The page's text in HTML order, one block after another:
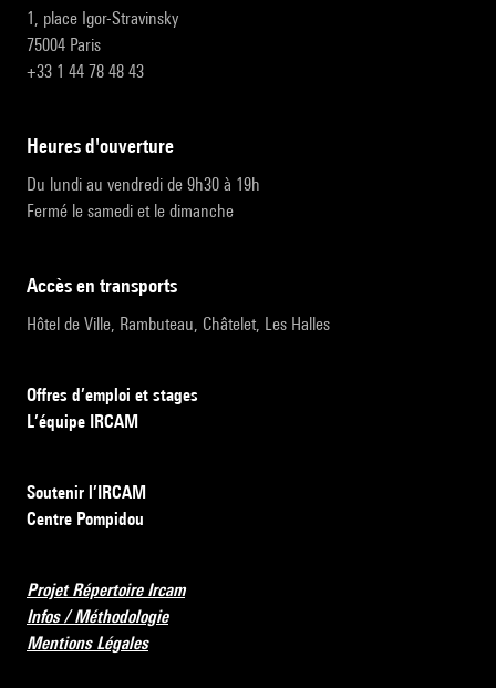
1, place Igor-Stravinsky
75004 Paris
+33 1 44 78 48 43
heures d'ouverture
Du lundi au vendredi de 9h30 à 19h
Fermé le samedi et le dimanche
accès en transports
Hôtel de Ville, Rambuteau, Châtelet, Les Halles
Offres d’emploi et stages
L’équipe IRCAM
Soutenir l’IRCAM
Centre Pompidou
Projet Répertoire Ircam
Infos / Méthodologie
Mentions Légales